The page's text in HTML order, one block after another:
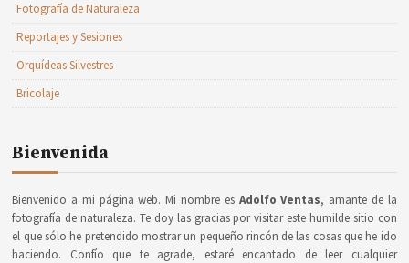
Fotografía de Naturaleza
Reportajes y Sesiones
Orquídeas Silvestres
Bricolaje
Bienvenida
Bienvenido a mi página web. Mi nombre es Adolfo Ventas, amante de la
fotografía de naturaleza. Te doy las gracias por visitar este humilde sitio con
el que sólo he pretendido mostrar un pequeño rincón de las cosas que he ido
haciendo. Confío que te agrade, estaré encantado de leer cualquier